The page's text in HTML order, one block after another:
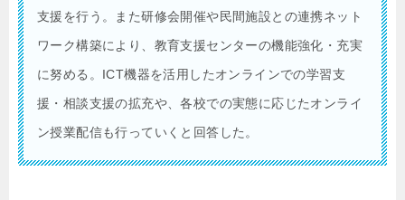
支援を行う。また研修会開催や民間施設との連携ネット
ワーク構築により、教育支援センターの機能強化・充実
に努める。ICT機器を活用したオンラインでの学習支
援・相談支援の拡充や、各校での実態に応じたオンライ
ン授業配信も行っていくと回答した。